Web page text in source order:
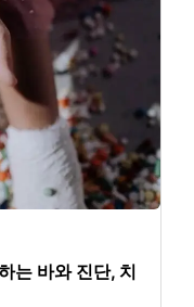
는 바와 진단, 치